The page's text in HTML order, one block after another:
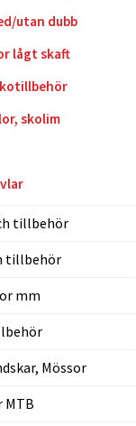
utan dubb
lågt skaft
skolim
tillbehör
tillbehör
mm
Mössor
MTB